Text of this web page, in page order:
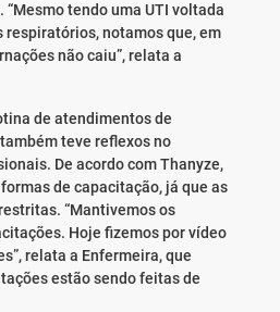
tendo uma UTI voltada
respiratórios, notamos que, em
não caiu”, relata a
de atendimentos de
teve reflexos no
De acordo com Thanyze,
de capacitação, já que as
“Mantivemos os
Hoje fizemos por vídeo
relata a Enfermeira, que
estão sendo feitas de